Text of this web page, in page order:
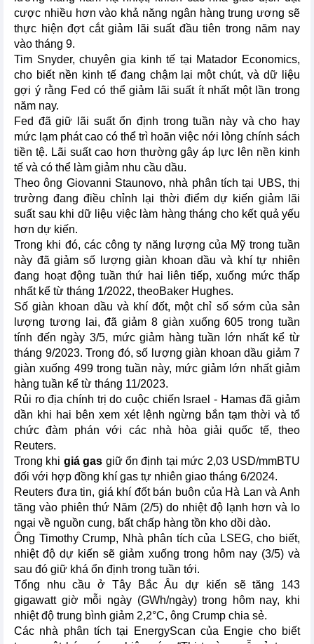
cược nhiều hơn vào khả năng ngân hàng trung ương sẽ
thực hiện đợt cắt giảm lãi suất đầu tiên trong năm nay
vào tháng 9.
Tim Snyder, chuyên gia kinh tế tại Matador Economics,
cho biết nền kinh tế đang chậm lại một chút, và dữ liệu
gợi ý rằng Fed có thể giảm lãi suất ít nhất một lần trong
năm nay.
Fed đã giữ lãi suất ổn định trong tuần này và cho hay
mức lạm phát cao có thể trì hoãn việc nới lỏng chính sách
tiền tệ. Lãi suất cao hơn thường gây áp lực lên nền kinh
tế và có thể làm giảm nhu cầu dầu.
Theo ông Giovanni Staunovo, nhà phân tích tại UBS, thị
trường đang điều chỉnh lại thời điểm dự kiến giảm lãi
suất sau khi dữ liệu việc làm hàng tháng cho kết quả yếu
hơn dự kiến.
Trong khi đó, các công ty năng lượng của Mỹ trong tuần
này đã giảm số lượng giàn khoan dầu và khí tự nhiên
đang hoạt động tuần thứ hai liên tiếp, xuống mức thấp
nhất kể từ tháng 1/2022, theoBaker Hughes.
Số giàn khoan dầu và khí đốt, một chỉ số sớm của sản
lượng tương lai, đã giảm 8 giàn xuống 605 trong tuần
tính đến ngày 3/5, mức giảm hàng tuần lớn nhất kể từ
tháng 9/2023. Trong đó, số lượng giàn khoan dầu giảm 7
giàn xuống 499 trong tuần này, mức giảm lớn nhất giảm
hàng tuần kể từ tháng 11/2023.
Rủi ro địa chính trị do cuộc chiến Israel - Hamas đã giảm
dần khi hai bên xem xét lệnh ngừng bắn tạm thời và tổ
chức đàm phán với các nhà hòa giải quốc tế, theo
Reuters.
Trong khi giá gas giữ ổn định tại mức 2,03 USD/mmBTU
đối với hợp đồng khí gas tự nhiên giao tháng 6/2024.
Reuters đưa tin, giá khí đốt bán buôn của Hà Lan và Anh
tăng vào phiên thứ Năm (2/5) do nhiệt độ lạnh hơn và lo
ngại về nguồn cung, bất chấp hàng tồn kho dồi dào.
Ông Timothy Crump, Nhà phân tích của LSEG, cho biết,
nhiệt độ dự kiến sẽ giảm xuống trong hôm nay (3/5) và
sau đó giữ khá ổn định trong tuần tới.
Tổng nhu cầu ở Tây Bắc Âu dự kiến sẽ tăng 143
gigawatt giờ mỗi ngày (GWh/ngày) trong hôm nay, khi
nhiệt độ trung bình giảm 2,2°C, ông Crump chia sẻ.
Các nhà phân tích tại EnergyScan của Engie cho biết